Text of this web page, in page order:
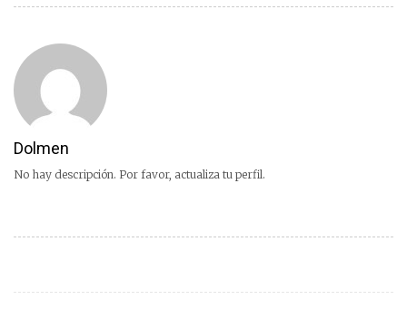
Dolmen
No hay descripción. Por favor, actualiza tu perfil.